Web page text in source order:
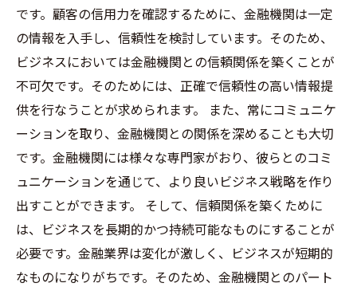
です。顧客の信用力を確認するために、金融機関は一定
の情報を入手し、信頼性を検討しています。そのため、
ビジネスにおいては金融機関との信頼関係を築くことが
不可欠です。そのためには、正確で信頼性の高い情報提
供を行なうことが求められます。 また、常にコミュニケ
ーションを取り、金融機関との関係を深めることも大切
です。金融機関には様々な専門家がおり、彼らとのコミ
ュニケーションを通じて、より良いビジネス戦略を作り
出すことができます。 そして、信頼関係を築くために
は、ビジネスを長期的かつ持続可能なものにすることが
必要です。金融業界は変化が激しく、ビジネスが短期的
なものになりがちです。そのため、金融機関とのパート